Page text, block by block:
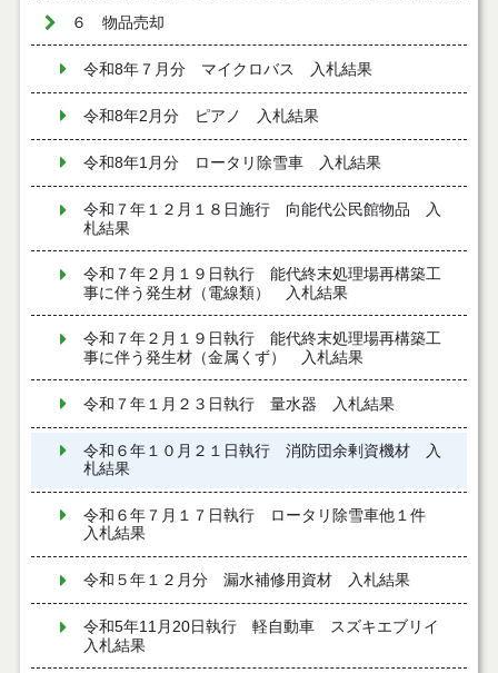
６ 物品売却
令和8年７月分 マイクロバス 入札結果
令和8年2月分 ピアノ 入札結果
令和8年1月分 ロータリ除雪車 入札結果
令和７年１２月１８日施行 向能代公民館物品 入
札結果
令和７年２月１９日執行 能代終末処理場再構築工
事に伴う発生材（電線類） 入札結果
令和７年２月１９日執行 能代終末処理場再構築工
事に伴う発生材（金属くず） 入札結果
令和７年１月２３日執行 量水器 入札結果
令和６年１０月２１日執行 消防団余剰資機材 入
札結果
令和６年７月１７日執行 ロータリ除雪車他１件
入札結果
令和５年１２月分 漏水補修用資材 入札結果
令和5年11月20日執行 軽自動車 スズキエブリイ
入札結果